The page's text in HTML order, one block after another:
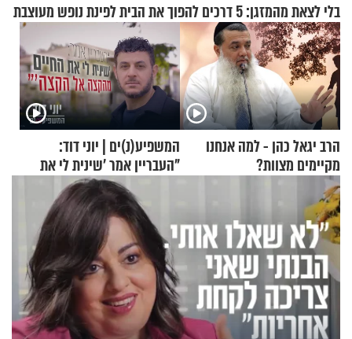
בלי לצאת מהמזגן: 5 דרכים להפוך את הבית לפינת נופש מעוצבת
הרב יגאל כהן - למה אנחנו
מקיימים מצוות?
המשפיע(נ)ים | יוני דוד:
"העבריין אמר 'שינית לי את
החיים מהקצה אל הקצה'"